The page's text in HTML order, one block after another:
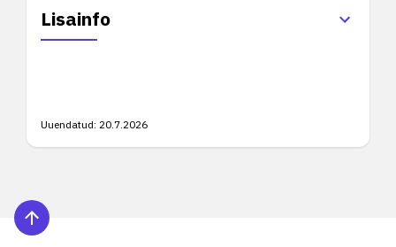
Lisainfo
Uuendatud: 20.7.2026